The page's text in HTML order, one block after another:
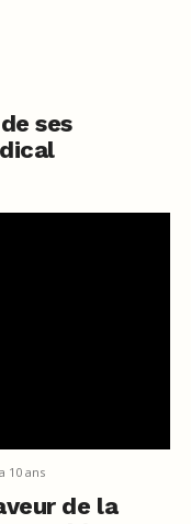
ses
10 ans
de la